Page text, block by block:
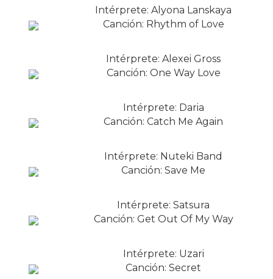
Intérprete: Alyona Lanskaya
Canción: Rhythm of Love
Intérprete: Alexei Gross
Canción: One Way Love
Intérprete: Daria
Canción: Catch Me Again
Intérprete: Nuteki Band
Canción: Save Me
Intérprete: Satsura
Canción: Get Out Of My Way
Intérprete: Uzari
Canción: Secret